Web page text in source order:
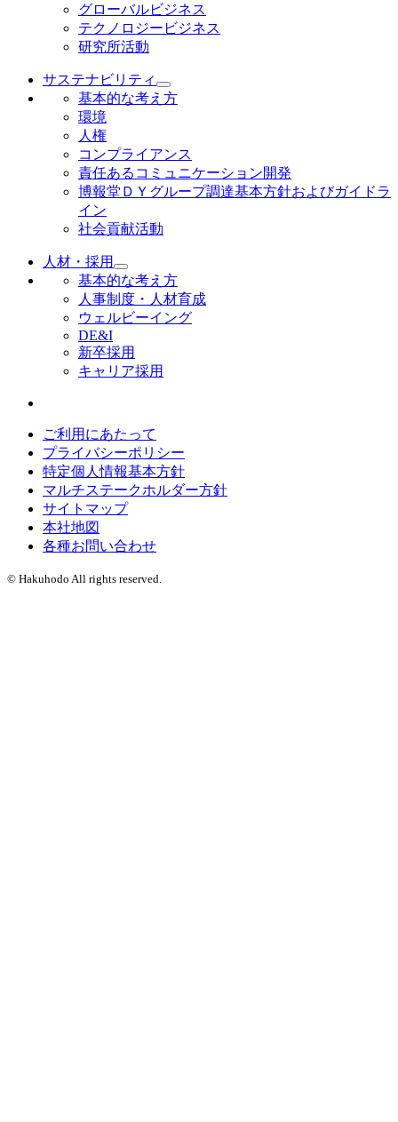
グローバルビジネス
テクノロジービジネス
研究所活動
サステナビリティ
基本的な考え方
環境
人権
コンプライアンス
責任あるコミュニケーション開発
博報堂ＤＹグループ調達基本方針およびガイドラ
イン
社会貢献活動
人材・採用
基本的な考え方
人事制度・人材育成
ウェルビーイング
DE&I
新卒採用
キャリア採用
ご利用にあたって
プライバシーポリシー
特定個人情報基本方針
マルチステークホルダー方針
サイトマップ
本社地図
各種お問い合わせ
© Hakuhodo All rights reserved.